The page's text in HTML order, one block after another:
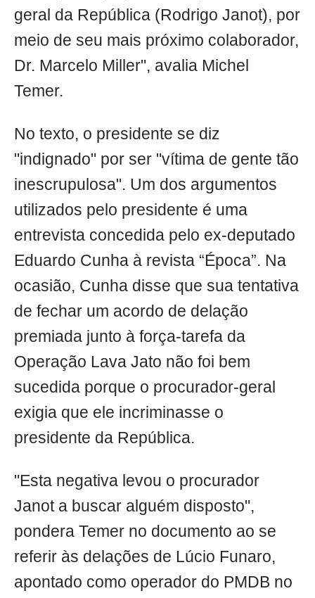
geral da República (Rodrigo Janot), por
meio de seu mais próximo colaborador,
Dr. Marcelo Miller", avalia Michel
Temer.
No texto, o presidente se diz
"indignado" por ser "vítima de gente tão
inescrupulosa". Um dos argumentos
utilizados pelo presidente é uma
entrevista concedida pelo ex-deputado
Eduardo Cunha à revista “Época”. Na
ocasião, Cunha disse que sua tentativa
de fechar um acordo de delação
premiada junto à força-tarefa da
Operação Lava Jato não foi bem
sucedida porque o procurador-geral
exigia que ele incriminasse o
presidente da República.
"Esta negativa levou o procurador
Janot a buscar alguém disposto",
pondera Temer no documento ao se
referir às delações de Lúcio Funaro,
apontado como operador do PMDB no